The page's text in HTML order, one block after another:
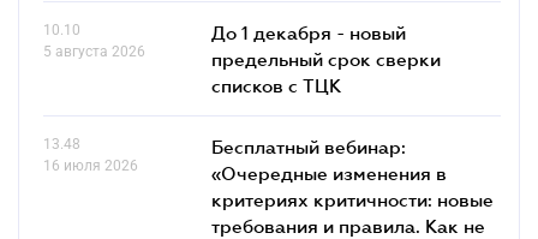
10.10
5 августа 2026
До 1 декабря - новый
предельный срок сверки
списков c ТЦК
13.48
16 июля 2026
Бесплатный вебинар:
«Очередные изменения в
критериях критичности: новые
требования и правила. Как не